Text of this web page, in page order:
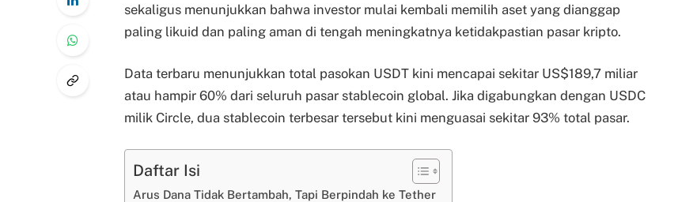
sekaligus menunjukkan bahwa investor mulai kembali memilih aset yang dianggap
paling likuid dan paling aman di tengah meningkatnya ketidakpastian pasar kripto.
Data terbaru menunjukkan total pasokan USDT kini mencapai sekitar US$189,7 miliar
atau hampir 60% dari seluruh pasar stablecoin global. Jika digabungkan dengan USDC
milik Circle, dua stablecoin terbesar tersebut kini menguasai sekitar 93% total pasar.
Daftar Isi
Arus Dana Tidak Bertambah, Tapi Berpindah ke Tether